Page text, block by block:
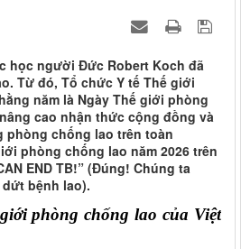
học người Đức Robert Koch đã
Từ đó, Tổ chức Y tế Thế giới
năm là Ngày Thế giới phòng
cao nhận thức cộng đồng và
phòng chống lao trên toàn
phòng chống lao năm 2026 trên
END TB!” (Đúng! Chúng ta
bệnh lao).
phòng chống lao của Việt